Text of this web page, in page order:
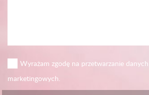
Wyrażam zgodę na przetwarzanie
marketingowych.